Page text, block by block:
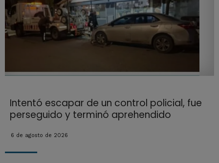
Intentó escapar de un control policial, fue
perseguido y terminó aprehendido
6 de agosto de 2026